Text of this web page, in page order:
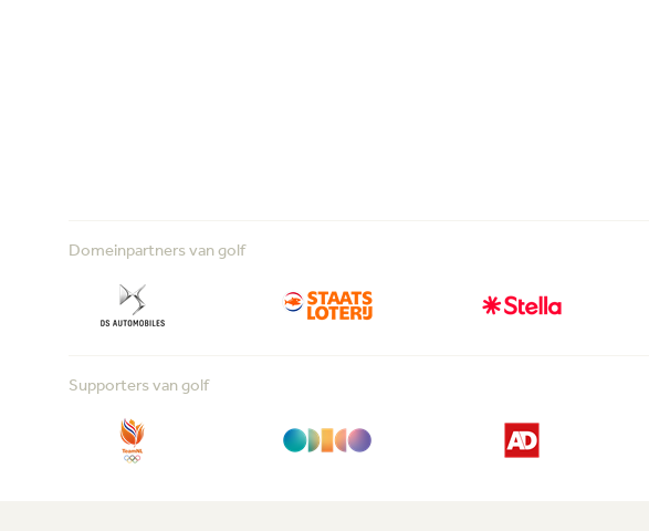
Domeinpartners van golf
Supporters van golf